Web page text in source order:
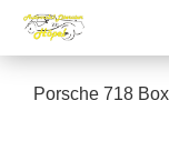
Porsche 718